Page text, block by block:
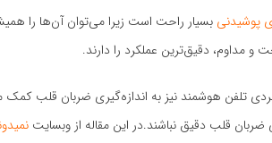
پوشیدنی بسیار راحت است زیرا می‌توان آن‌ها را
مداوم، دقیق‌ترین عملکرد را دارند.
تلفن هوشمند نیز به اندازه‌گیری ضربان قلب
قلب دقیق نباشند.در این مقاله از وبسایت